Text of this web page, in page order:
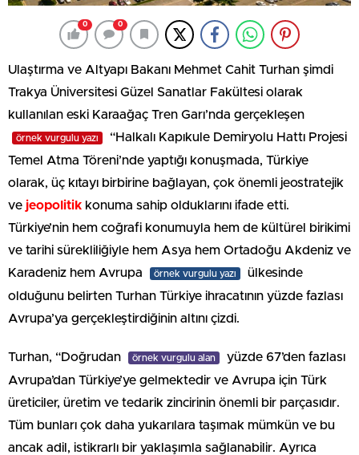
0 0
Ulaştırma ve Altyapı Bakanı Mehmet Cahit Turhan şimdi
Trakya Üniversitesi Güzel Sanatlar Fakültesi olarak
kullanılan eski Karaağaç Tren Garı’nda gerçekleşen
örnek vurgulu yazı
“Halkalı Kapıkule Demiryolu Hattı Projesi
Temel Atma Töreni’nde yaptığı konuşmada, Türkiye
olarak, üç kıtayı birbirine bağlayan, çok önemli jeostratejik
ve jeopolitik konuma sahip olduklarını ifade etti.
Türkiye’nin hem coğrafi konumuyla hem de kültürel birikimi
ve tarihi sürekliliğiyle hem Asya hem Ortadoğu Akdeniz ve
Karadeniz hem Avrupa
örnek vurgulu yazı
ülkesinde
olduğunu belirten Turhan Türkiye ihracatının yüzde fazlası
Avrupa’ya gerçekleştirdiğinin altını çizdi.
Turhan, “Doğrudan örnek vurgulu alan
yüzde 67’den fazlası
Avrupa’dan Türkiye’ye gelmektedir ve Avrupa için Türk
üreticiler, üretim ve tedarik zincirinin önemli bir parçasıdır.
Tüm bunları çok daha yukarılara taşımak mümkün ve bu
ancak adil, istikrarlı bir yaklaşımla sağlanabilir. Ayrıca